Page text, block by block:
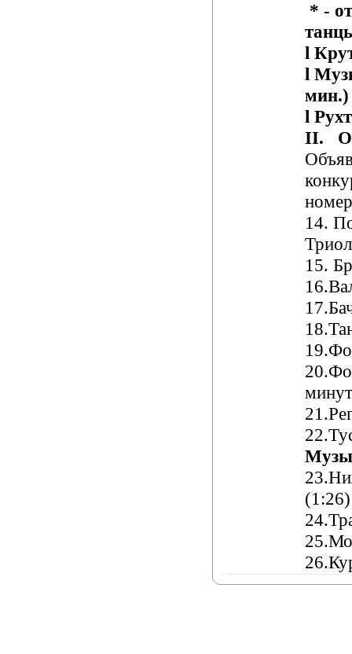
* -
l
l
мин.)
l
II.
14.
15.
16
17
18
19
20
21
22
23
(1:26)
24
25
26